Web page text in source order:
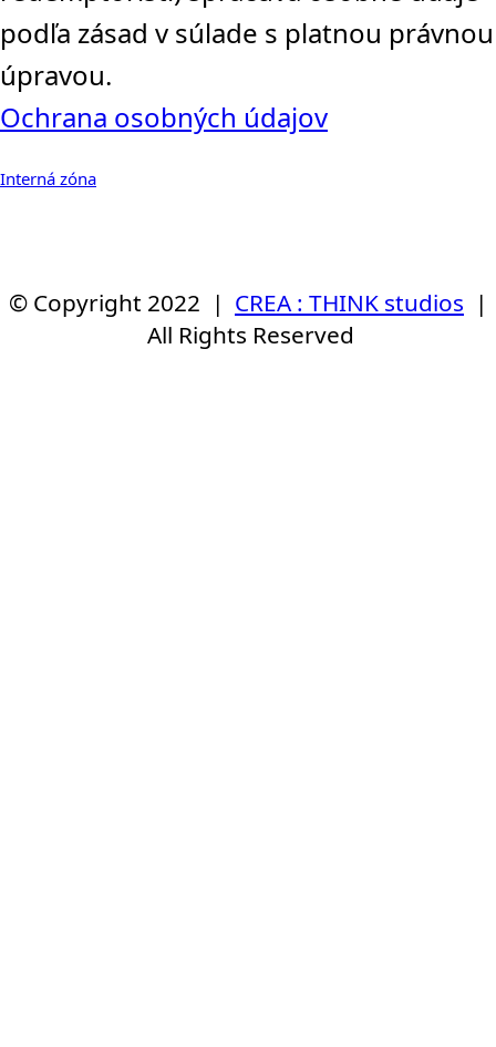
podľa zásad v súlade s platnou právnou
úpravou.
Ochrana osobných údajov
Interná zóna
© Copyright 2022 | CREA : THINK studios |
All Rights Reserved